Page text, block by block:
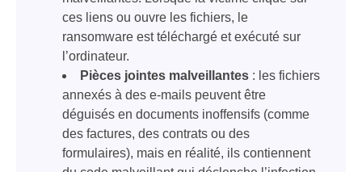
ces liens ou ouvre les fichiers, le
ransomware est téléchargé et exécuté sur
l’ordinateur.
Pièces jointes malveillantes : les fichiers
annexés à des e-mails peuvent être
déguisés en documents inoffensifs (comme
des factures, des contrats ou des
formulaires), mais en réalité, ils contiennent